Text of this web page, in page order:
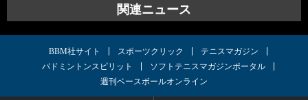
関連ニュース
BBM社サイト スポーツクリック
テニスマガジン
バドミントンスピリット
ソフトテニスマガジンポータル
週刊ベースボールオンライン